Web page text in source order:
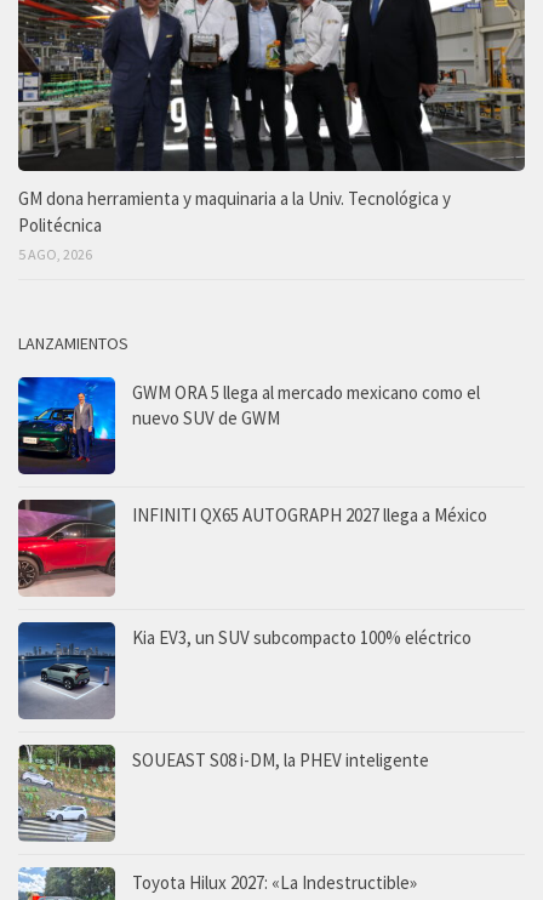
GM dona herramienta y maquinaria a la Univ. Tecnológica y
Politécnica
5 AGO, 2026
LANZAMIENTOS
GWM ORA 5 llega al mercado mexicano como el
nuevo SUV de GWM
INFINITI QX65 AUTOGRAPH 2027 llega a México
Kia EV3, un SUV subcompacto 100% eléctrico
SOUEAST S08 i-DM, la PHEV inteligente
Toyota Hilux 2027: «La Indestructible»